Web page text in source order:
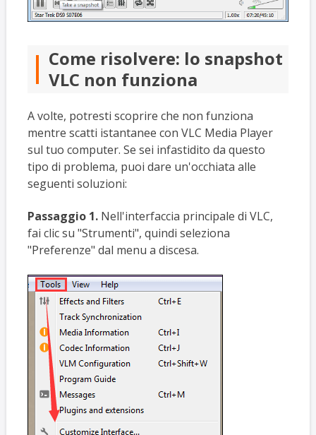
Come risolvere: lo snapshot
VLC non funziona
A volte, potresti scoprire che non funziona
mentre scatti istantanee con VLC Media Player
sul tuo computer. Se sei infastidito da questo
tipo di problema, puoi dare un'occhiata alle
seguenti soluzioni:
Passaggio 1.Nell'interfaccia principale di VLC,
fai clic su "Strumenti", quindi seleziona
"Preferenze" dal menu a discesa.